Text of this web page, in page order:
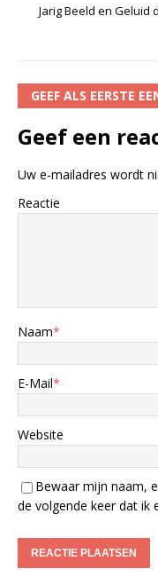
Jarig Beeld en
GEEF ALS EERSTE
Geef een
Uw e-mailadres wordt
Reactie
Naam*
E-Mail*
Website
Bewaar mijn naam,
de volgende keer dat ik